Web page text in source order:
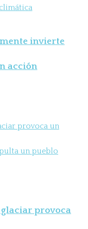
invierte
acción
glaciar provoca